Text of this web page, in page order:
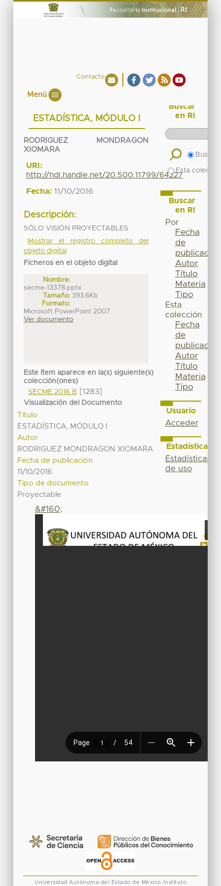
Contacto
Menú
ESTADÍSTICA, MÓDULO I
RODRIGUEZ MONDRAGON
XIOMARA
URI:
http://hdl.handle.net/20.500.11799/64227
Fecha: 11/10/2016
Descripción:
SÓLO VISIÓN PROYECTABLES
Mostrar el registro completo del
objeto digital
Ficheros en el objeto digital
Nombre:
secme-13378.pptx
Tamaño: 393.6Kb
Formato:
Microsoft PowerPoint 2007
Ver documento
Este ítem aparece en la(s) siguiente(s)
colección(ones)
SECME 2016 B
[1283]
Visualización del Documento
Título
ESTADÍSTICA, MÓDULO I
Autor
RODRIGUEZ MONDRAGON XIOMARA
Fecha de publicación
11/10/2016
Tipo de documento
Proyectable
&#160;
Buscar
en RI
Buscar
Esta
Buscar
en RI
Por
Fecha
de
publicación
Autor
Título
Materia
Tipo
Esta
colección
Fecha
de
publicación
Autor
Título
Materia
Tipo
Usuario
Acceder
Estadísticas
Estadísticas
de uso
Universidad Autónoma del Estado de México Instituto